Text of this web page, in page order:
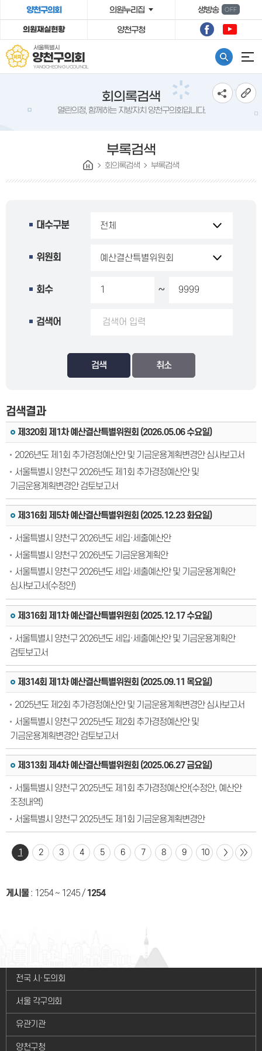
º»¹®¹ٷΰ¡±â
양천구의회 의원누리집 생방송 OFF
의원재실현황 양천구청
서울특별시
양천구의회
YANGCHEON-GU COUNCIL
회의록검색
열린의정, 함께하는 지방자치 양천구의회입니다.
부록검색
회의록검색 부록검색
대수구분
위원회
회수 ~
검색어
검색
검색결과
제320회 제1차 예산결산특별위원회 (2026.05.06 수요일)
2026년도 제1회 추가경정예산안 및 기금운용계획변경안 심사보고서
서울특별시 양천구 2026년도 제1회 추가경정예산안 및
기금운용계획변경안 검토보고서
제316회 제5차 예산결산특별위원회 (2025.12.23 화요일)
서울특별시 양천구 2026년도 세입·세출예산안
서울특별시 양천구 2026년도 기금운용계획안
서울특별시 양천구 2026년도 세입·세출예산안 및 기금운용계획안
심사보고서(수정안)
제316회 제1차 예산결산특별위원회 (2025.12.17 수요일)
서울특별시 양천구 2026년도 세입·세출예산안 및 기금운용계획안
검토보고서
제314회 제1차 예산결산특별위원회 (2025.09.11 목요일)
2025년도 제2회 추가경정예산안 및 기금운용계획변경안 심사보고서
서울특별시 양천구 2025년도 제2회 추가경정예산안 및
기금운용계획변경안 검토보고서
제313회 제4차 예산결산특별위원회 (2025.06.27 금요일)
서툴특별시 양천구 2025년도 제1회 추가경정예산안(수정안, 예산안
조정내역)
서울특별시 양천구 2025년도 제1회 기금운용계획변경안
1 2 3 4 5 6 7 8 9 10
게시물: 1254 ~ 1245/1254
전국 시·도의회
서울 각구의회
유관기관
양천구청